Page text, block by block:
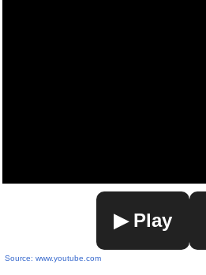
▶ Play
Source: www.youtube.com